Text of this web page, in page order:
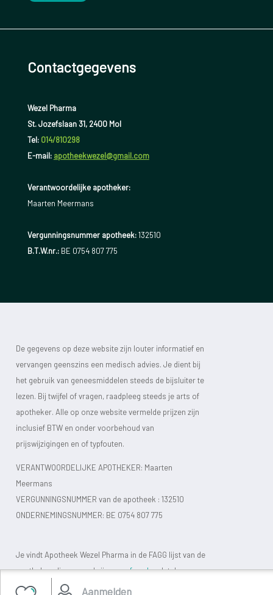
Aanmelden
Contactgegevens
Wezel Pharma
St. Jozefslaan 31, 2400 Mol
Tel: 014/810298
E-mail: apotheekwezel@gmail.com
Verantwoordelijke apotheker:
Maarten Meermans
Vergunningsnummer apotheek:132510
B.T.W.nr.:BE 0754 807 775
De gegevens op deze website zijn louter informatief en
vervangen geenszins een medisch advies. Je dient bij
het gebruik van geneesmiddelen steeds de bijsluiter te
lezen. Bij twijfel of vragen, raadpleeg steeds je arts of
apotheker. Alle op onze website vermelde prijzen zijn
inclusief BTW en onder voorbehoud van
prijswijzigingen en of typfouten.
VERANTWOORDELIJKE APOTHEKER: Maarten
Meermans
VERGUNNINGSNUMMER van de apotheek : 132510
ONDERNEMINGSNUMMER: BE 0754 807 775
Je vindt Apotheek Wezel Pharma in de FAGG lijst van de
apotheken die vergund zijn.www.fagg.be, dat de
wettelijkheid van de Belgische (online) apotheken moet